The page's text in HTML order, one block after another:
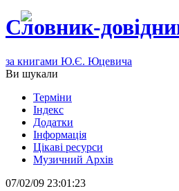
Словник-
за книгами Ю.Є. Юцевича
Ви шукали
Терміни
Індекс
Додатки
Інформація
Цікаві ресурси
Музичний Архів
07/02/09 23:01:23